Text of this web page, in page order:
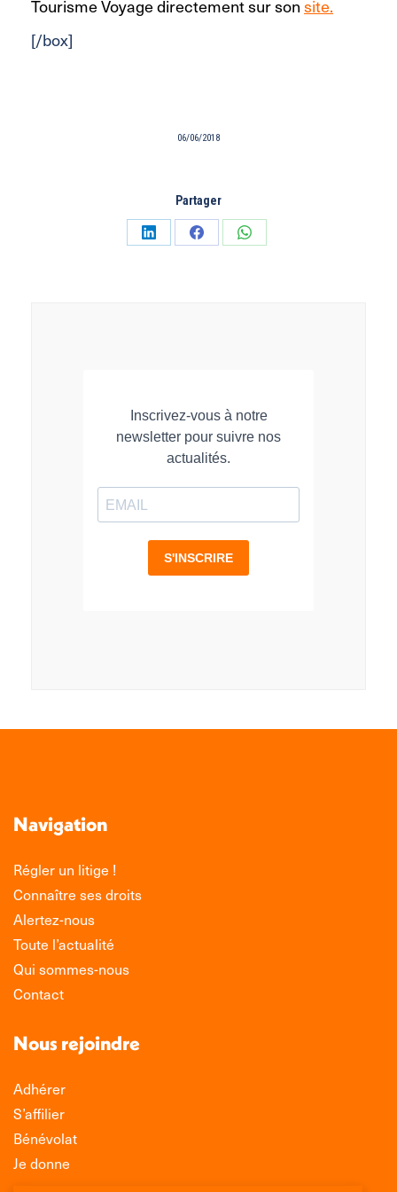
Tourisme Voyage directement sur sonsite.
[/box]
06/06/2018
Partager
PartagerPartagerPartager
Navigation
Régler un litige !
Connaître ses droits
Alertez-nous
Toute l’actualité
Qui sommes-nous
Contact
Nous rejoindre
Adhérer
S’affilier
Bénévolat
Je donne